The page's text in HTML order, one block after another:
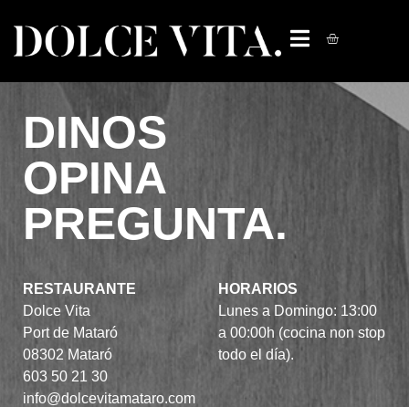
DINOS
OPINA
PREGUNTA.
RESTAURANTE
Dolce Vita
Port de Mataró
08302 Mataró
603 50 21 30
info@dolcevitamataro.com
HORARIOS
Lunes a Domingo: 13:00
a 00:00h (cocina non stop
todo el día).